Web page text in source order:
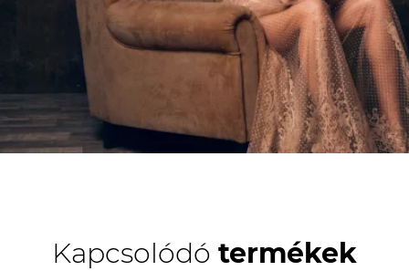
Kapcsolódó termékek